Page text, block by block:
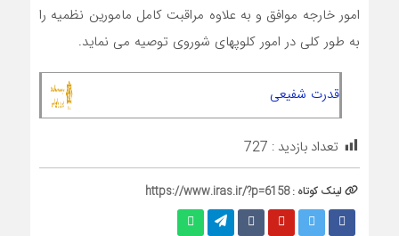
امور خارجه موافق و به علاوه مراقبت کامل مامورین نظمیه را
به طور کلی در امور کلوپهای شوروی توصیه می نماید.
قدرت شفیعی
تعداد بازدید : 727
لینک کوتاه :https://www.iras.ir/?p=6158